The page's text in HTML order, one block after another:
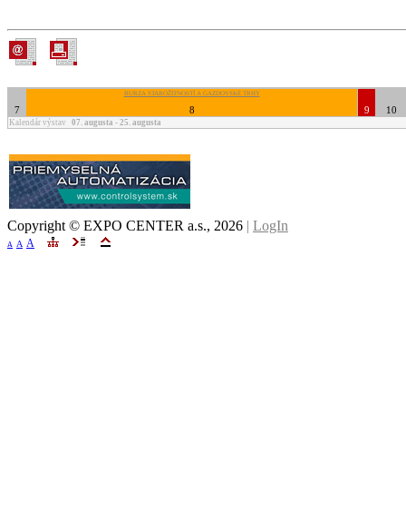
7
BURZA STAROŽITNOSTÍ A GAZDOVSKÉ TRHY
8 9 10
Kalendár výstav 07. augusta - 25. augusta
Copyright © EXPO CENTER a.s., 2026 | LogIn
A A A